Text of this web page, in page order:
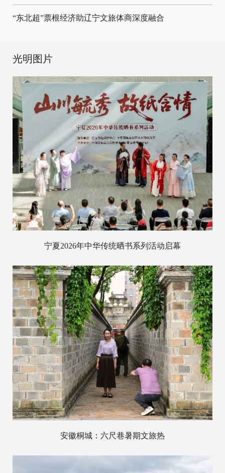
“东北超”票根经济助辽宁文旅体商深度融合
光明图片
宁夏2026年中华传统晒书系列活动启幕
安徽桐城：六尺巷暑期文旅热